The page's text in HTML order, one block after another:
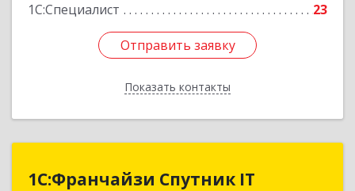
1С:Специалист
23
Отправить заявку
Показать контакты
Отправить заявку
Назад
1С:Франчайзи Спутник IT
1С:Франчайзи Спутник IT